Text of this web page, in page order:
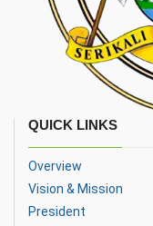
QUICK LINKS
Overview
Vision & Mission
President